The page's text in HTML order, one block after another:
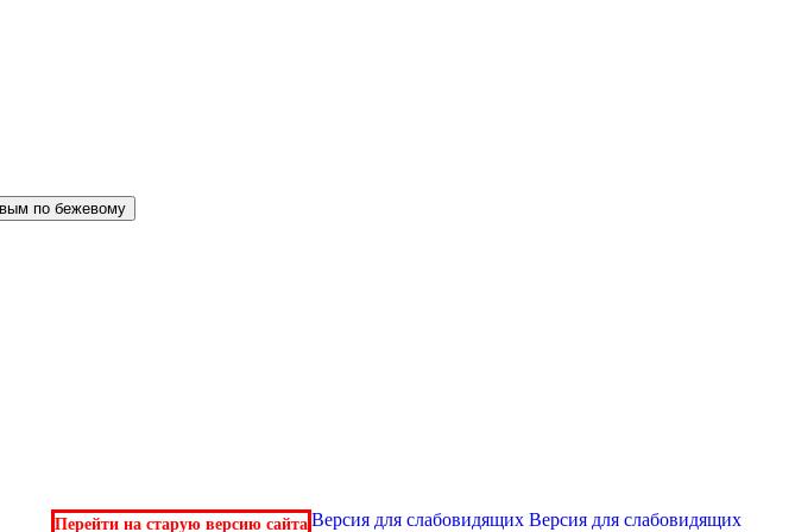
по бежевому
Перейти на старую версию сайта Версия для слабовидящихВерсия для слабовидящих